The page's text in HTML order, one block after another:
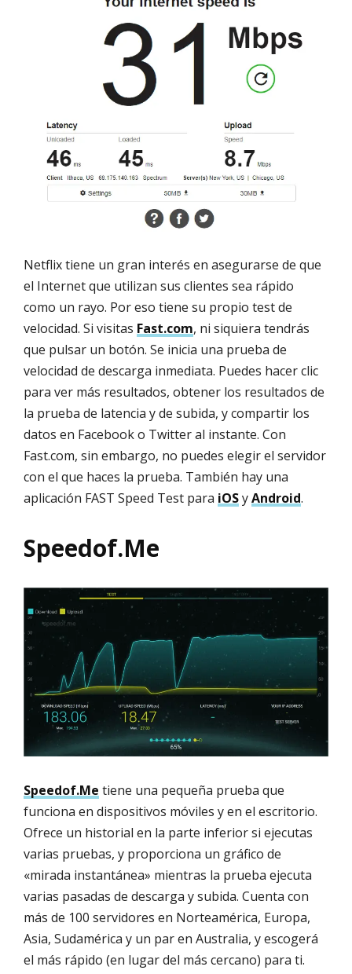
Netflix tiene un gran interés en asegurarse de que
el Internet que utilizan sus clientes sea rápido
como un rayo. Por eso tiene su propio test de
velocidad. Si visitas Fast.com, ni siquiera tendrás
que pulsar un botón. Se inicia una prueba de
velocidad de descarga inmediata. Puedes hacer clic
para ver más resultados, obtener los resultados de
la prueba de latencia y de subida, y compartir los
datos en Facebook o Twitter al instante. Con
Fast.com, sin embargo, no puedes elegir el servidor
con el que haces la prueba. También hay una
aplicación FAST Speed Test para iOSyAndroid.
Speedof.Me
Speedof.Me tiene una pequeña prueba que
funciona en dispositivos móviles y en el escritorio.
Ofrece un historial en la parte inferior si ejecutas
varias pruebas, y proporciona un gráfico de
«mirada instantánea» mientras la prueba ejecuta
varias pasadas de descarga y subida. Cuenta con
más de 100 servidores en Norteamérica, Europa,
Asia, Sudamérica y un par en Australia, y escogerá
el más rápido (en lugar del más cercano) para ti.